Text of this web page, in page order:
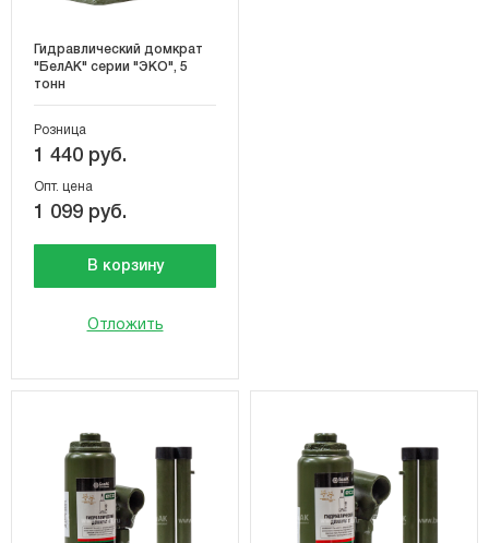
Гидравлический домкрат
"БелАК" серии "ЭКО", 5
тонн
Розница
1 440 руб.
Опт. цена
1 099 руб.
В корзину
Отложить